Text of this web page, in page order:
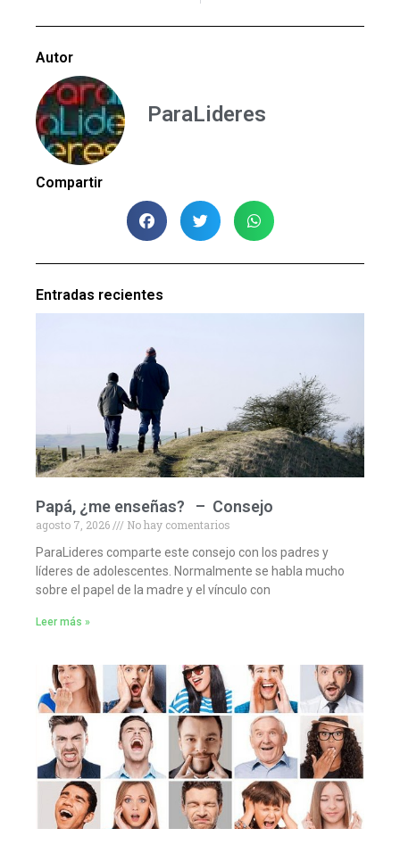
Autor
ParaLideres
Compartir
Entradas recientes
Papá, ¿me enseñas? – Consejo
agosto 7, 2026
No hay comentarios
ParaLideres comparte este consejo con los padres y
líderes de adolescentes. Normalmente se habla mucho
sobre el papel de la madre y el vínculo con
Leer más »